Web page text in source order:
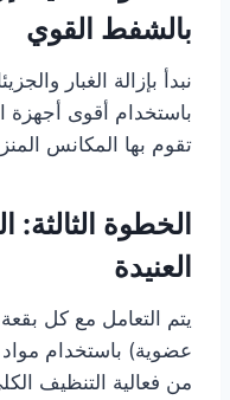
بالشفط القوي
نبدأ بإزالة الغبار
باستخدام أقوى
تقوم بها المكانس
الخطوة الثالثة:
العنيدة
يتم التعامل مع كل
عضوية) باستخدام
من فعالية التنظيف